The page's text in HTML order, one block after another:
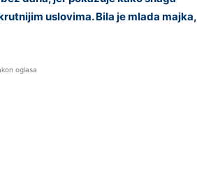
uslovima. Bila je mlada majka,
oglasa